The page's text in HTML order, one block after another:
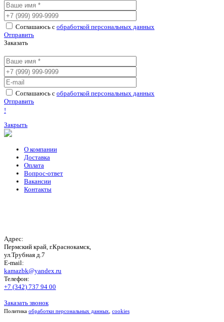
Соглашаюсь с обработкой персональных данных
Отправить
Заказать
Соглашаюсь с обработкой персональных данных
Отправить
!
Закрыть
О компании
Доставка
Оплата
Вопрос-ответ
Вакансии
Контакты
Адрес:
Пермский край, г.Краснокамск,
ул.Трубная д.7
E-mail:
kamazbk@yandex.ru
Телефон:
+7 (342) 737 94 00
Заказать звонок
Политика обработки персональных данных cookies